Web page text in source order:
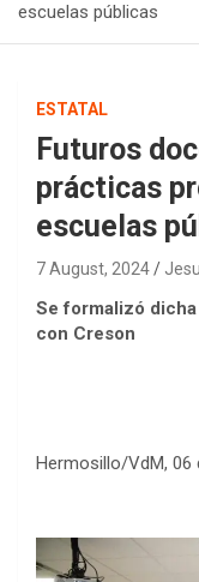
escuelas públicas
ESTATAL
Futuros
prácticas
escuelas
7 August, 2024
Se formalizó
con Creson
Hermosillo/VdM, 06